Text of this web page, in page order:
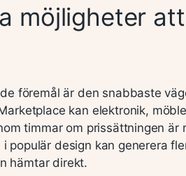
möjligheter
föremål är den snabbaste
kan elektronik,
timmar om prissättningen är
populär design kan generera
hämtar direkt.